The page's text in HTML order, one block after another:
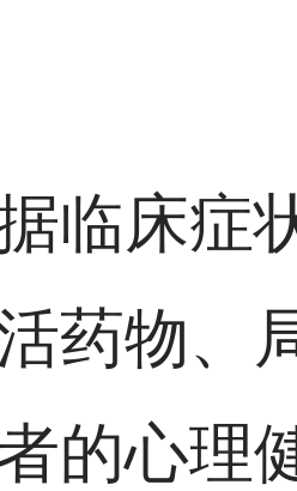
临床症
药物、
的心理